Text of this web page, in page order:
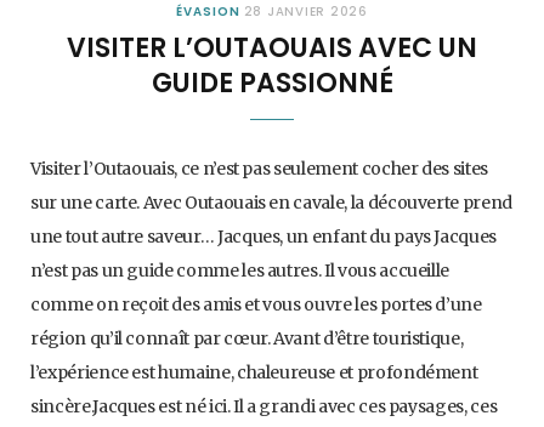
ÉVASION 28 JANVIER 2026
VISITER L’OUTAOUAIS AVEC UN
GUIDE PASSIONNÉ
Visiter l’Outaouais, ce n’est pas seulement cocher des sites
sur une carte. Avec Outaouais en cavale, la découverte prend
une tout autre saveur… Jacques, un enfant du pays Jacques
n’est pas un guide comme les autres. Il vous accueille
comme on reçoit des amis et vous ouvre les portes d’une
région qu’il connaît par cœur. Avant d’être touristique,
l’expérience est humaine, chaleureuse et profondément
sincère.Jacques est né ici. Il a grandi avec ces paysages, ces